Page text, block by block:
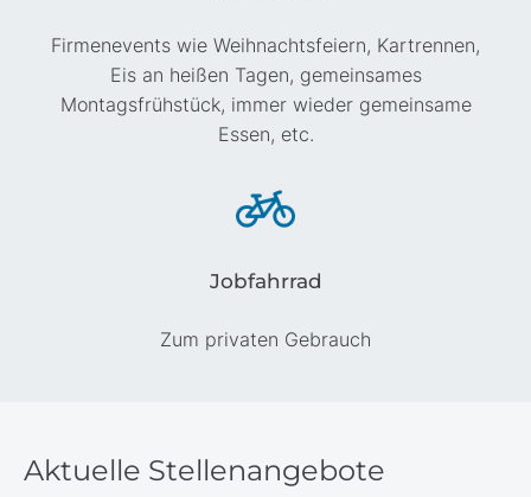
Firmenevents wie Weihnachtsfeiern, Kartrennen,
Eis an heißen Tagen, gemeinsames
Montagsfrühstück, immer wieder gemeinsame
Essen, etc.
Jobfahrrad
Zum privaten Gebrauch
Aktuelle Stellenangebote